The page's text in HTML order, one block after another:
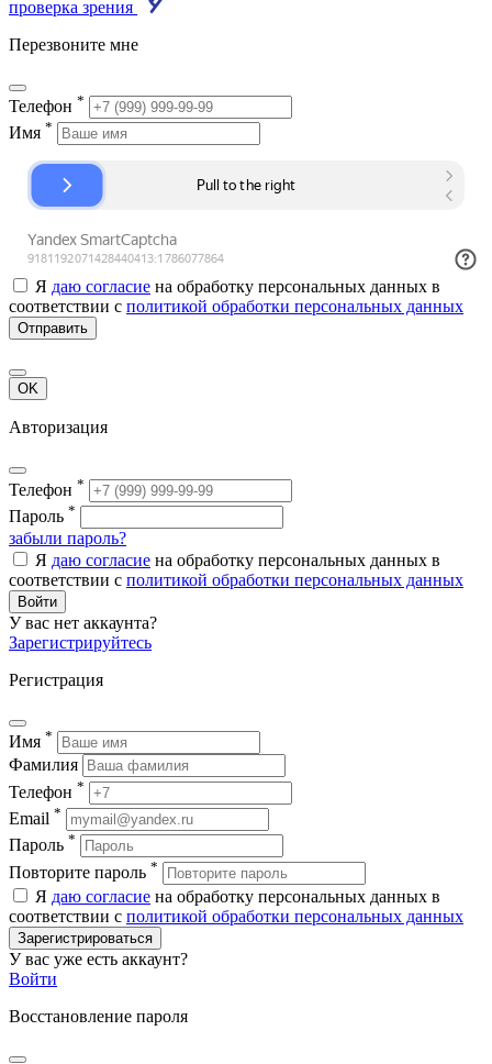
проверка зрения
Перезвоните мне
Телефон *
Имя *
Я даю согласие на обработку персональных данных в
соответствии с политикой обработки персональных данных
Отправить
OK
Авторизация
Телефон *
Пароль *
забыли пароль?
Я даю согласие на обработку персональных данных в
соответствии с политикой обработки персональных данных
Войти
У вас нет аккаунта?
Зарегистрируйтесь
Регистрация
Имя *
Фамилия
Телефон *
Email *
Пароль *
Повторите пароль *
Я даю согласие на обработку персональных данных в
соответствии с политикой обработки персональных данных
Зарегистрироваться
У вас уже есть аккаунт?
Войти
Восстановление пароля